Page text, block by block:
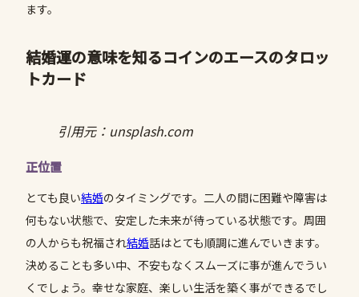
ます。
結婚運の意味を知るコインのエースのタロッ
トカード
引用元：unsplash.com
正位置
とても良い結婚のタイミングです。二人の間に困難や障害は
何もない状態で、安定した未来が待っている状態です。周囲
の人からも祝福され結婚話はとても順調に進んでいきます。
決めることも多い中、不安もなくスムーズに事が進んでうい
くでしょう。幸せな家庭、楽しい生活を築く事ができるでし